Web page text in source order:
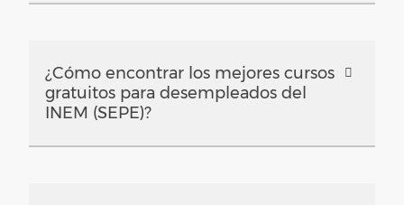
¿Cómo encontrar los mejores cursos
gratuitos para desempleados del
INEM (SEPE)?